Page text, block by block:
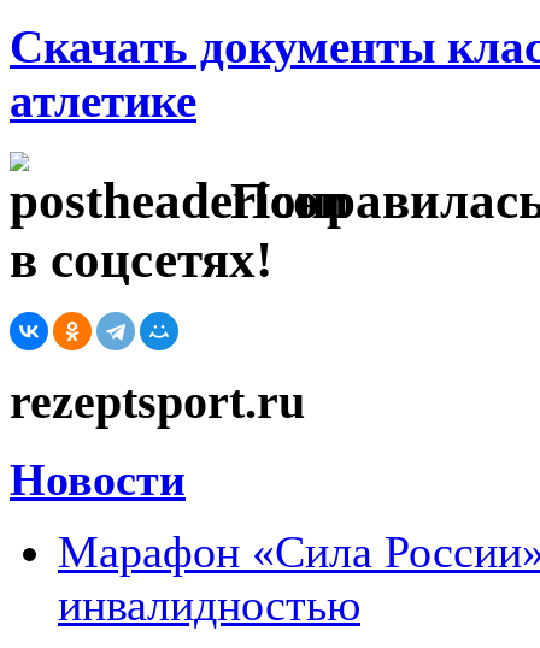
Скачать документы
атлетике
в соцсетях!
rezeptsport.ru
Новости
Марафон «Сила
инвалидностью